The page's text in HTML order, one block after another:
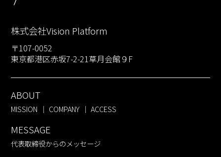
株式会社Vision Platform
〒107-0052
東京都港区赤坂7-2-21草月会館９F
ABOUT
MISSION COMPANY ACCESS
MESSAGE
代表取締役からのメッセージ